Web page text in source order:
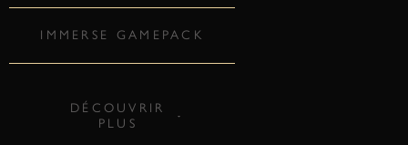
IMMERSE GAMEPACK
DÉCOUVRIR
PLUS